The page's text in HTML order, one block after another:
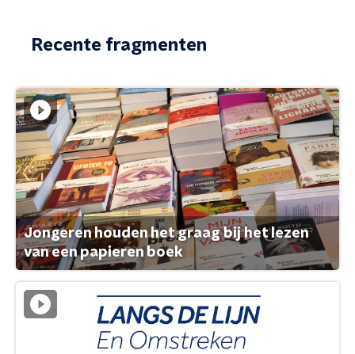
Recente fragmenten
Jongeren houden het graag bij het lezen
van een papieren boek